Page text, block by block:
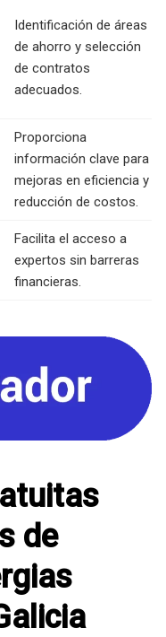
Identificación de áreas
de ahorro y selección
de contratos
adecuados.
Proporciona
información clave para
mejoras en eficiencia y
reducción de costos.
Facilita el acceso a
expertos sin barreras
financieras.
de